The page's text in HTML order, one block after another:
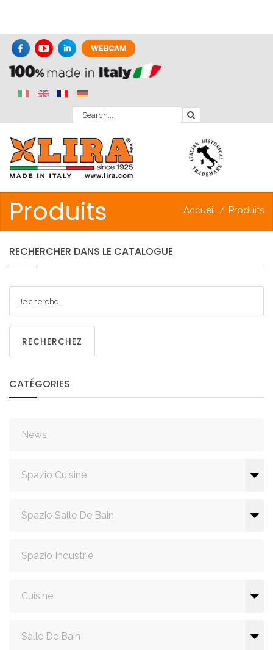
Produits Accueil / Produits
RECHERCHER DANS LE CATALOGUE
RECHERCHEZ
CATÉGORIES
News
Spazio Cuisine
Spazio Salle De Bain
Spazio Industrie
Cuisine
Salle De Bain